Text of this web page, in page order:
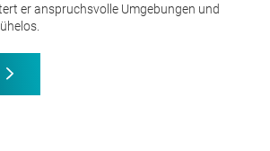
er anspruchsvolle Umgebungen und